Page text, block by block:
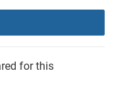
for this